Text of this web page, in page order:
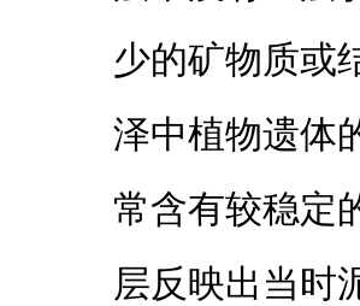
少的矿物质或
泽中植物遗体
常含有较稳定
层反映出当时